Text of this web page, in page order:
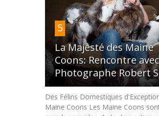
5
La Majesté des Maine
Coons: Rencontre
Photographe Robert
Des Félins Domestiques
Maine Coons Les Maine Coons